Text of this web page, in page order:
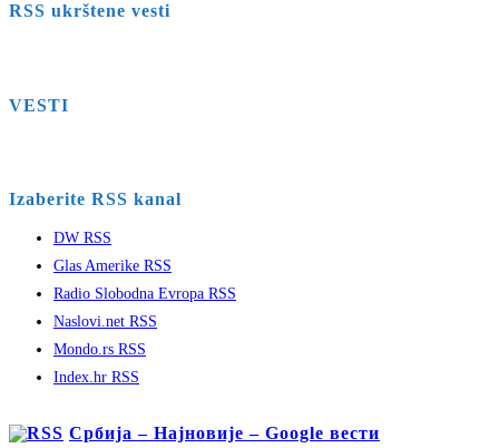
RSS ukrštene vesti
VESTI
Izaberite RSS kanal
DW RSS
Glas Amerike RSS
Radio Slobodna Evropa RSS
Naslovi.net RSS
Mondo.rs RSS
Index.hr RSS
Србија – Најновије – Google вести